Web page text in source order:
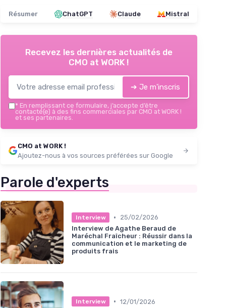
Résumer ChatGPT Claude Mistral
Recevez les dernières actualités de
CMO at WORK !
➔ Je m'inscris
* En remplissant ce formulaire, j’accepte d’être
contacté(e) à des fins commerciales par CMO at WORK !
et ses partenaires.
CMO at WORK !
Ajoutez-nous à vos sources préférées sur Google
Parole d'experts
Interview •
25/02/2026
Interview de Agathe Beraud de
Maréchal Fraîcheur : Réussir dans la
communication et le marketing de
produits frais
Interview • 12/01/2026